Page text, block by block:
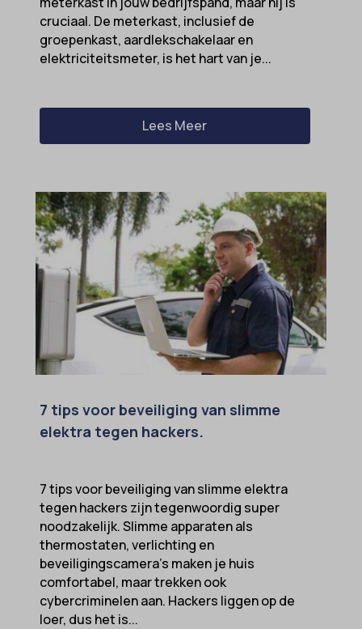
cruciaal. De meterkast, inclusief de
groepenkast, aardlekschakelaar en
elektriciteitsmeter, is het hart van je...
Lees Meer
7 tips voor beveiliging van slimme
elektra tegen hackers.
7 tips voor beveiliging van slimme elektra
tegen hackers zijn tegenwoordig super
noodzakelijk. Slimme apparaten als
thermostaten, verlichting en
beveiligingscamera’s maken je huis
comfortabel, maar trekken ook
cybercriminelen aan. Hackers liggen op de
loer, dus het is...